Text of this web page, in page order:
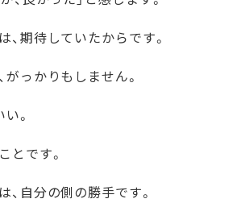
期待していたからです。
っかりもしません。
。
とです。
自分の側の勝手です。